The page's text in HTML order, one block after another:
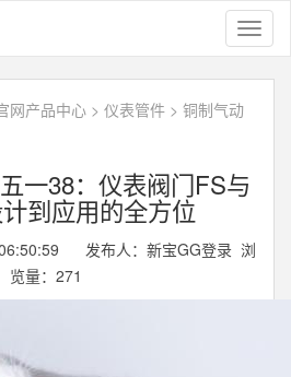
网产品中心 > 仪表管件 > 铜制气动
一38：仪表阀门FS与
到应用的全方位
发布人：新宝GG登录 浏
览量： 271